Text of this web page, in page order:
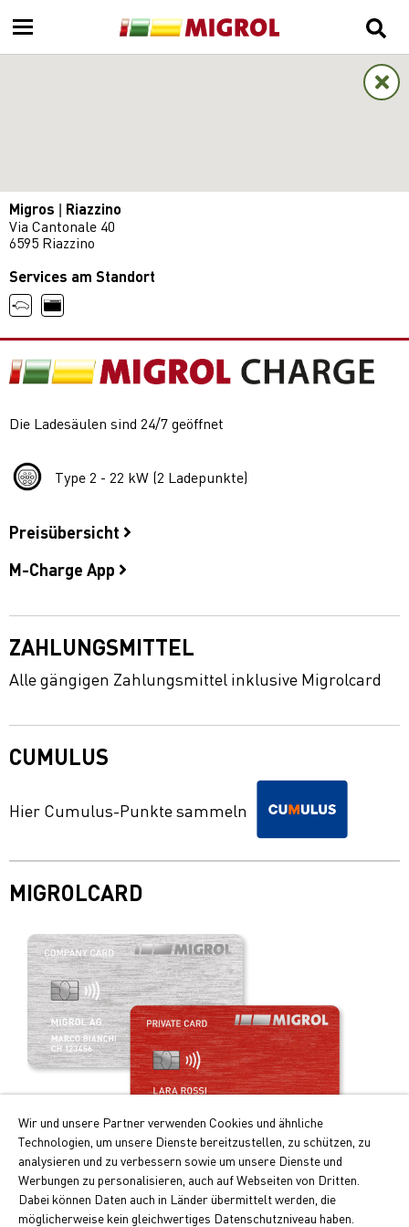
Migros | Riazzino
Via Cantonale 40
6595 Riazzino
Services am Standort
Die Ladesäulen sind 24/7 geöffnet
Type 2 - 22 kW (2 Ladepunkte)
Preisübersicht
M-Charge App
ZAHLUNGSMITTEL
Alle gängigen Zahlungsmittel inklusive Migrolcard
CUMULUS
Hier Cumulus-Punkte sammeln
MIGROLCARD
Ihre Vorteile auf einen Blick:
Wir und unsere Partner verwenden Cookies und ähnliche
Technologien, um unsere Dienste bereitzustellen, zu schützen, zu
analysieren und zu verbessern sowie um unsere Dienste und
Werbungen zu personalisieren, auch auf Webseiten von Dritten.
Dabei können Daten auch in Länder übermittelt werden, die
möglicherweise kein gleichwertiges Datenschutzniveau haben.